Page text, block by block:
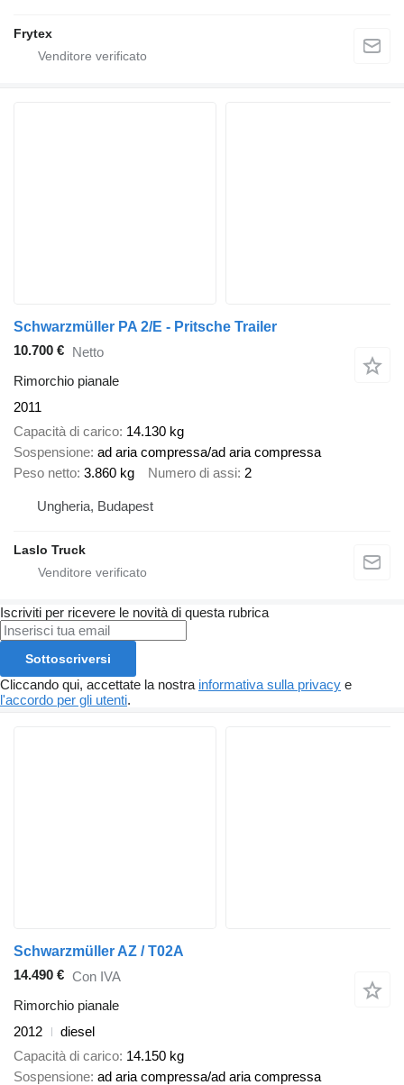
Frytex
Schwarzmüller PA 2/E - Pritsche Trailer
10.700 € Netto
Rimorchio pianale
2011
Capacità di carico 14.130 kg
Sospensione ad aria compressa/ad aria compressa
Peso netto 3.860 kg Numero di assi 2
Ungheria, Budapest
Laslo Truck
Iscriviti per ricevere le novità di questa rubrica
Sottoscriversi
Cliccando qui, accettate la nostra informativa sulla privacy e
l'accordo per gli utenti.
Schwarzmüller AZ / T02A
14.490 € Con IVA
Rimorchio pianale
2012
diesel
Capacità di carico 14.150 kg
Sospensione ad aria compressa/ad aria compressa